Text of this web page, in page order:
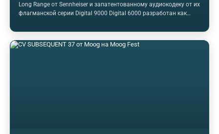
Long Range от Sennheiser и запатентованному аудиокодеку от их
флагманской серии Digital 9000 Digital 6000 разработан как
использовать существующие вспомогательные
инфраструктуры для наилучшего удовлетворения потребностей
кинотеатров, Он совместим с Digital 9000 в режиме дальнего